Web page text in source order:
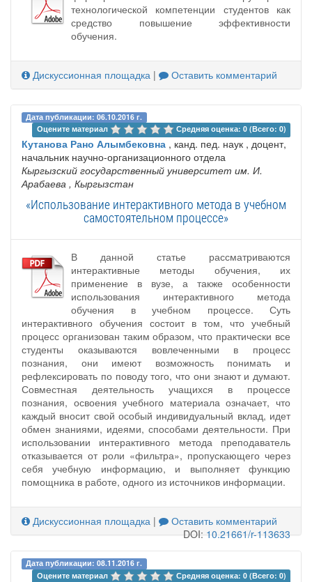
технологической компетенции студентов как
средство повышение эффективности
обучения.
Дискуссионная площадка | Оставить комментарий
Дата публикации: 06.10.2016 г.
Оцените материал
Средняя оценка: 0 (Всего: 0)
Кутанова Рано Алымбековна , канд. пед. наук , доцент,
начальник научно-организационного отдела
Кыргызский государственный университет им. И.
Арабаева , Кыргызстан
«Использование интерактивного метода в учебном
самостоятельном процессе»
В данной статье рассматриваются
интерактивные методы обучения, их
применение в вузе, а также особенности
использования интерактивного метода
обучения в учебном процессе. Суть
интерактивного обучения состоит в том, что учебный
процесс организован таким образом, что практически все
студенты оказываются вовлеченными в процесс
познания, они имеют возможность понимать и
рефлексировать по поводу того, что они знают и думают.
Совместная деятельность учащихся в процессе
познания, освоения учебного материала означает, что
каждый вносит свой особый индивидуальный вклад, идет
обмен знаниями, идеями, способами деятельности. При
использовании интерактивного метода преподаватель
отказывается от роли «фильтра», пропускающего через
себя учебную информацию, и выполняет функцию
помощника в работе, одного из источников информации.
Дискуссионная площадка |
Оставить комментарий
DOI:10.21661/r-113633
Дата публикации: 08.11.2016 г.
Оцените материал
Средняя оценка: 0 (Всего: 0)